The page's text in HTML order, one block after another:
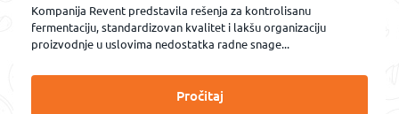
Kompanija Revent predstavila rešenja za kontrolisanu
fermentaciju, standardizovan kvalitet i lakšu organizaciju
proizvodnje u uslovima nedostatka radne snage...
Pročitaj